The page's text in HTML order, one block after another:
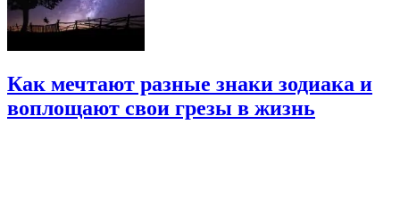
Как мечтают разные знаки зодиака и
воплощают свои грезы в жизнь